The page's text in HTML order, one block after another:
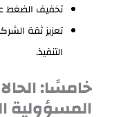
تخفيف الضغط
تعزيز ثقة
التنفيذ.
خامسًا:
المسؤولية